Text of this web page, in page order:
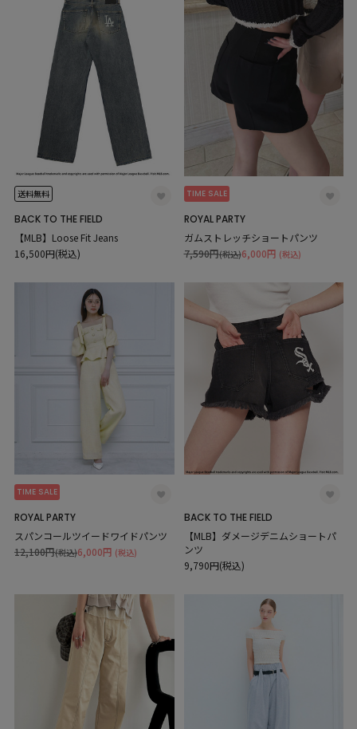
送料無料
BACK TO THE FIELD
【MLB】Loose Fit Jeans
16,500円(税込)
TIME SALE
ROYAL PARTY
ガムストレッチショートパンツ
6,000円 (税込)
7,590円(税込)
TIME SALE
ROYAL PARTY
スパンコールツイードワイドパンツ
6,000円 (税込)
12,100円(税込)
BACK TO THE FIELD
【MLB】ダメージデニムショートパ
ンツ
9,790円(税込)